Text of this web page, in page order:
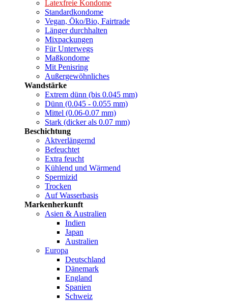
Latexfreie Kondome
Standardkondome
Vegan, Öko/Bio, Fairtrade
Länger durchhalten
Mixpackungen
Für Unterwegs
Maßkondome
Mit Penisring
Außergewöhnliches
Wandstärke
Extrem dünn (bis 0.045 mm)
Dünn (0.045 - 0.055 mm)
Mittel (0.06-0.07 mm)
Stark (dicker als 0.07 mm)
Beschichtung
Aktverlängernd
Befeuchtet
Extra feucht
Kühlend und Wärmend
Spermizid
Trocken
Auf Wasserbasis
Markenherkunft
Asien & Australien
Indien
Japan
Australien
Europa
Deutschland
Dänemark
England
Spanien
Schweiz